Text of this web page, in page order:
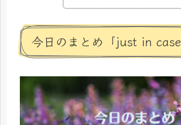
今日のまとめ「just in case